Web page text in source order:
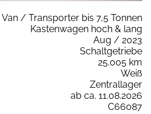
Van / Transporter bis 7,5 Tonnen
Kastenwagen hoch & lang
Aug / 2023
Schaltgetriebe
25.005 km
Weiß
Zentrallager
ab ca. 11.08.2026
C66087